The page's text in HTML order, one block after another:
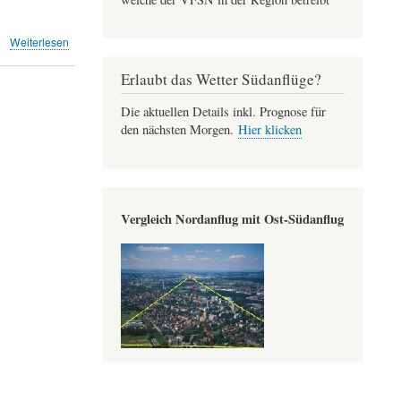
Weiterlesen
Flugbetrieb
Erlaubt das Wetter Südanflüge?
Die aktuellen Details inkl. Prognose für
den nächsten Morgen. Hier klicken
Vergleich Nordanflug mit Ost-Südanflug